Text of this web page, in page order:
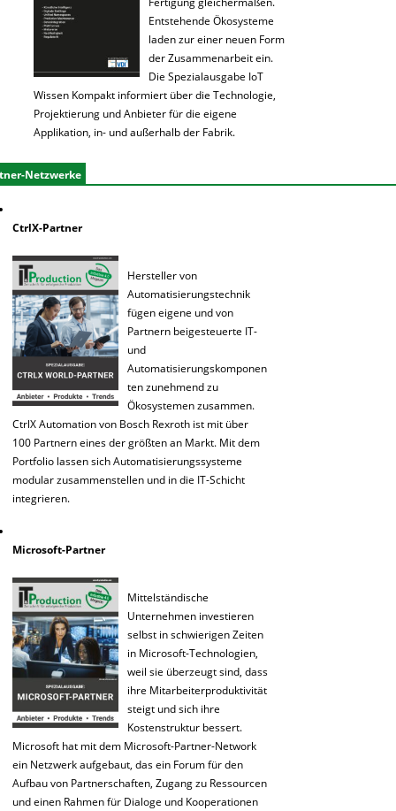
Entstehende Ökosysteme
laden zur einer neuen Form
der Zusammenarbeit ein.
Die Spezialausgabe IoT
Wissen Kompakt informiert über die Technologie,
Projektierung und Anbieter für die eigene
Applikation, in- und außerhalb der Fabrik.
Netzwerke
CtrlX-Partner
Hersteller von
Automatisierungstechnik
fügen eigene und von
Partnern beigesteuerte IT-
und
Automatisierungskomponen
ten zunehmend zu
Ökosystemen zusammen.
CtrlX Automation von Bosch Rexroth ist mit über
100 Partnern eines der größten an Markt. Mit dem
Portfolio lassen sich Automatisierungssysteme
modular zusammenstellen und in die IT-Schicht
integrieren.
Microsoft-Partner
Mittelständische
Unternehmen investieren
selbst in schwierigen Zeiten
in Microsoft-Technologien,
weil sie überzeugt sind, dass
ihre Mitarbeiterproduktivität
steigt und sich ihre
Kostenstruktur bessert.
Microsoft hat mit dem Microsoft-Partner-Network
ein Netzwerk aufgebaut, das ein Forum für den
Aufbau von Partnerschaften, Zugang zu Ressourcen
und einen Rahmen für Dialoge und Kooperationen